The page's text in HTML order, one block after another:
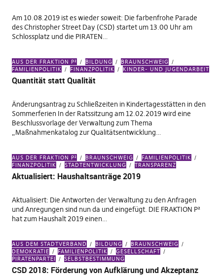
Am 10.08.2019 ist es wieder soweit: Die farbenfrohe Parade
des Christopher Street Day (CSD) startet um 13.00 Uhr am
Schlossplatz und die PIRATEN…
AUS DER FRAKTION P² BILDUNG
BRAUNSCHWEIG
FAMILIENPOLITIK
FINANZPOLITIK KINDER- UND JUGENDARBEIT
Quantität statt Qualität
Änderungsantrag zu Schließzeiten in Kindertagesstätten in den
Sommerferien In der Ratssitzung am 12.02.2019 wird eine
Beschlussvorlage der Verwaltung zum Thema
„Maßnahmenkatalog zur Qualitätsentwicklung…
AUS DER FRAKTION P² BRAUNSCHWEIG
FAMILIENPOLITIK
FINANZPOLITIK
STADTENTWICKLUNG TRANSPARENZ
Aktualisiert: Haushaltsanträge 2019
Aktualisiert: Die Antworten der Verwaltung zu den Anfragen
und Anregungen sind nun da und eingefügt. DIE FRAKTION P²
hat zum Haushalt 2019 einen…
AUS DEM STADTVERBAND BILDUNG
BRAUNSCHWEIG
DEMOKRATIE
FAMILIENPOLITIK
GESELLSCHAFT
PIRATENPARTEI
SELBSTBESTIMMUNG
CSD 2018: Förderung von Aufklärung und Akzeptanz